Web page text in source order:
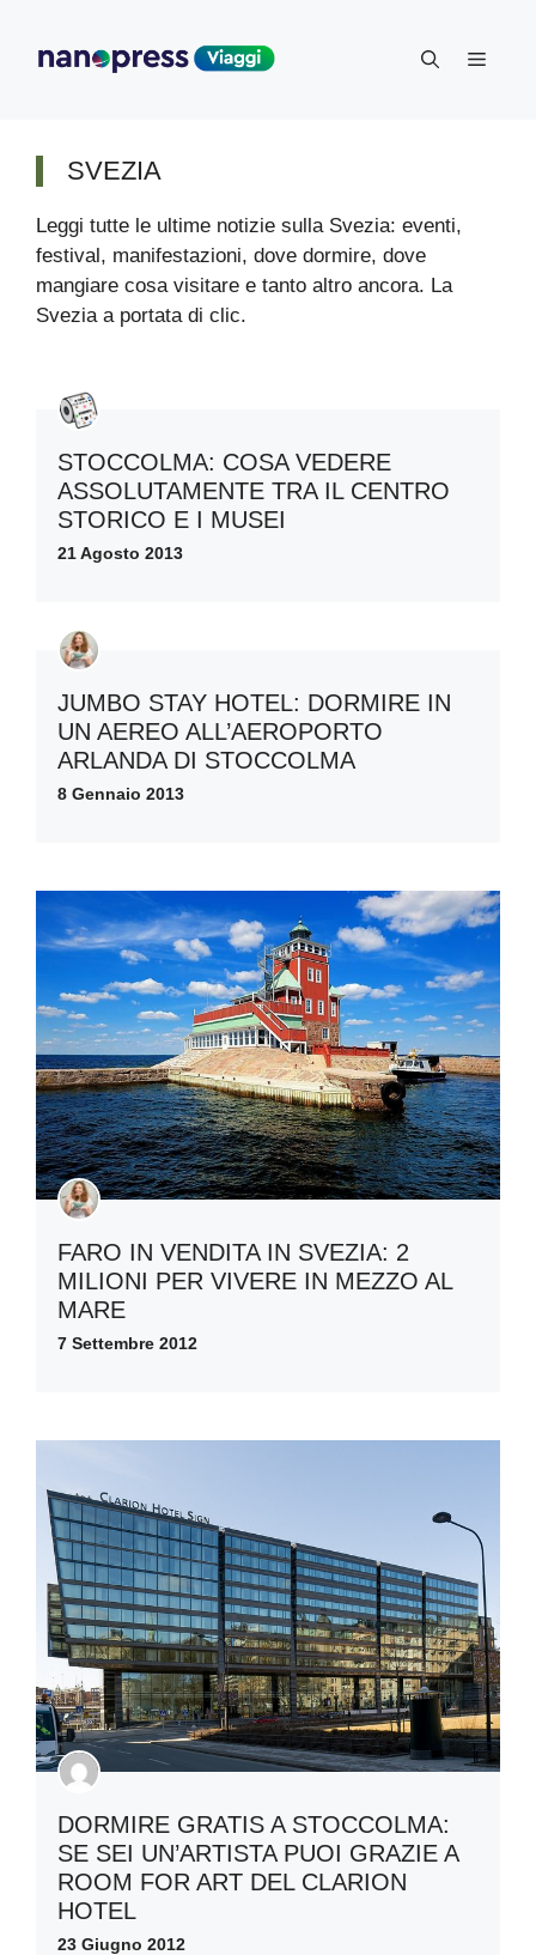
contenuto
Menu
SVEZIA
Leggi tutte le ultime notizie sulla Svezia: eventi,
festival, manifestazioni, dove dormire, dove
mangiare cosa visitare e tanto altro ancora. La
Svezia a portata di clic.
STOCCOLMA: COSA VEDERE
ASSOLUTAMENTE TRA IL CENTRO
STORICO E I MUSEI
21 Agosto 2013
JUMBO STAY HOTEL: DORMIRE IN
UN AEREO ALL’AEROPORTO
ARLANDA DI STOCCOLMA
8 Gennaio 2013
FARO IN VENDITA IN SVEZIA: 2
MILIONI PER VIVERE IN MEZZO AL
MARE
7 Settembre 2012
DORMIRE GRATIS A STOCCOLMA:
SE SEI UN’ARTISTA PUOI GRAZIE A
ROOM FOR ART DEL CLARION
HOTEL
23 Giugno 2012